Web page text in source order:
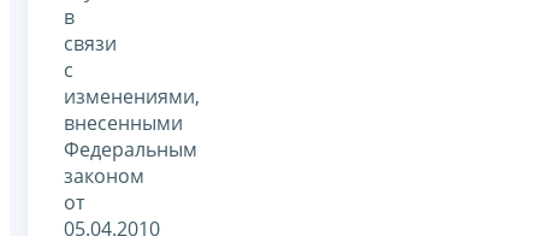
в
связи
с
изменениями,
внесенными
Федеральным
законом
от
05.04.2010